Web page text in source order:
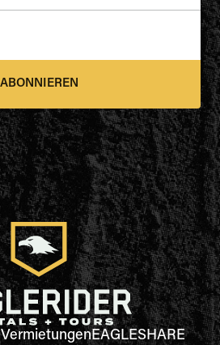
ABONNIEREN
VermietungenEAGLESHARE